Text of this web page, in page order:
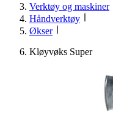
Verktøy og maskiner
Håndverktøy
Økser
Kløyvøks Super